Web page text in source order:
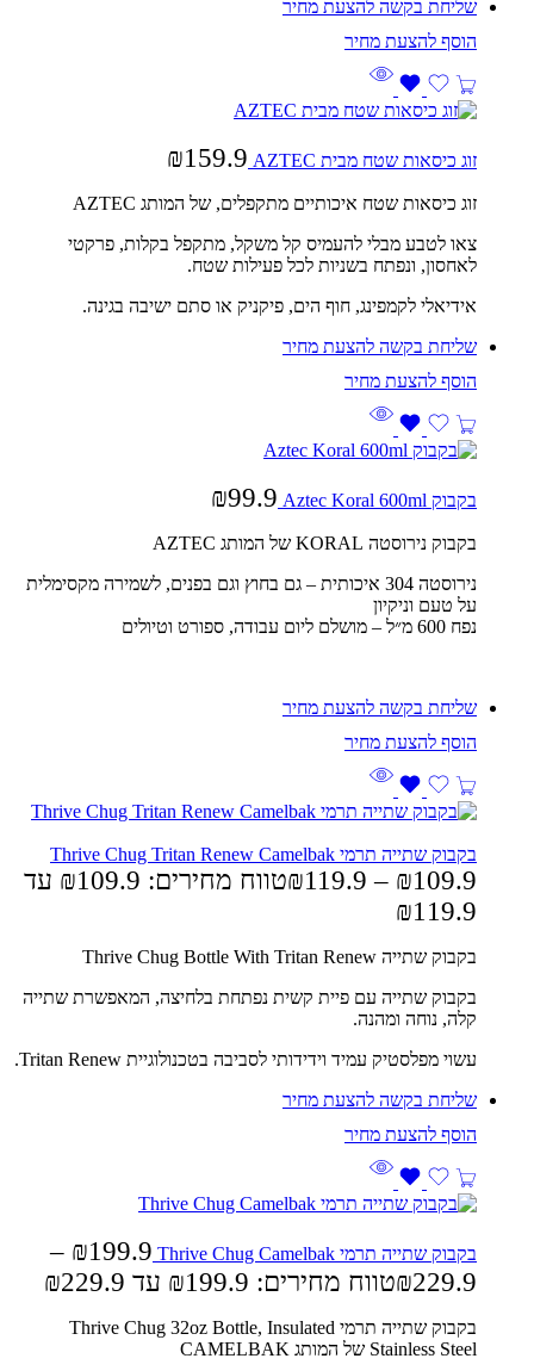
שליחת בקשה להצעת מחיר
זוג כיסאות שטח מבית AZTEC ₪159.9
זוג כיסאות שטח איכותיים מתקפלים, של המותג AZTEC
צאו לטבע מבלי להעמיס קל משקל, מתקפל בקלות, פרקטי
לאחסון, ונפתח בשניות לכל פעילות שטח.
אידיאלי לקמפינג, חוף הים, פיקניק או סתם ישיבה בגינה.
שליחת בקשה להצעת מחיר
בקבוק Aztec Koral 600ml ₪99.9
בקבוק נירוסטה KORAL של המותג AZTEC
נירוסטה 304 איכותית – גם בחוץ וגם בפנים, לשמירה מקסימלית
על טעם וניקיון
נפח 600 מ״ל – מושלם ליום עבודה, ספורט וטיולים
שליחת בקשה להצעת מחיר
בקבוק שתייה תרמי Thrive Chug Tritan Renew Camelbak
₪109.9
–
₪119.9
טווח מחירים: ⁦₪109.9⁩ עד
בקבוק שתייה Thrive Chug Bottle With Tritan Renew
בקבוק שתייה עם פיית קשית נפתחת בלחיצה, המאפשרת שתייה
קלה, נוחה ומהנה.
עשוי מפלסטיק עמיד וידידותי לסביבה בטכנולוגיית Tritan Renew.
שליחת בקשה להצעת מחיר
בקבוק שתייה תרמי Thrive Chug Camelbak ₪199.9
–
₪229.9 טווח מחירים: ⁦₪199.9⁩ עד ⁦₪229.9⁩
בקבוק שתייה תרמי Thrive Chug 32oz Bottle, Insulated
Stainless Steel של המותג CAMELBAK